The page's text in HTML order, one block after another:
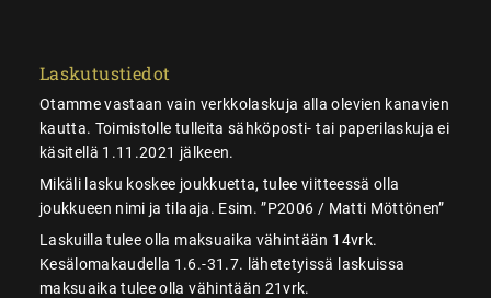
Laskutustiedot
Otamme vastaan vain verkkolaskuja alla olevien kanavien
kautta. Toimistolle tulleita sähköposti- tai paperilaskuja ei
käsitellä 1.11.2021 jälkeen.
Mikäli lasku koskee joukkuetta, tulee viitteessä olla
joukkueen nimi ja tilaaja. Esim. ”P2006 / Matti Möttönen”
Laskuilla tulee olla maksuaika vähintään 14vrk.
Kesälomakaudella 1.6.-31.7. lähetetyissä laskuissa
maksuaika tulee olla vähintään 21vrk.